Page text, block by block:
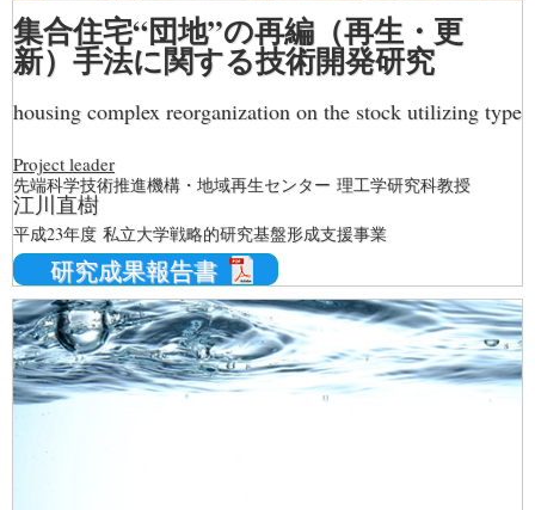
集合住宅“団地”の再編（再生・更
新）手法に関する技術開発研究
housing complex reorganization on the stock utilizing type
Project leader
先端科学技術推進機構・地域再生センター 理工学研究科教授
江川直樹
平成23年度 私立大学戦略的研究基盤形成支援事業
研究成果報告書